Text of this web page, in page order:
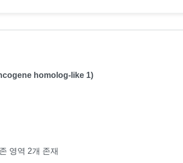
homolog-like 1)
영역 2개 존재